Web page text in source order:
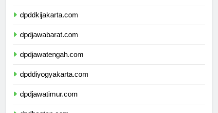
dpddkijakarta.com
dpdjawabarat.com
dpdjawatengah.com
dpddiyogyakarta.com
dpdjawatimur.com